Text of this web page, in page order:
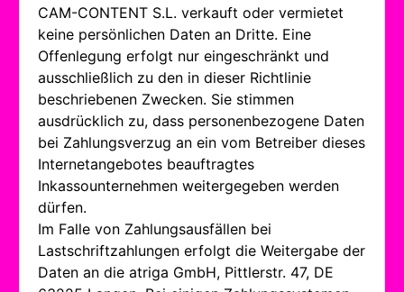
CAM-CONTENT S.L. verkauft oder vermietet
keine persönlichen Daten an Dritte. Eine
Offenlegung erfolgt nur eingeschränkt und
ausschließlich zu den in dieser Richtlinie
beschriebenen Zwecken. Sie stimmen
ausdrücklich zu, dass personenbezogene Daten
bei Zahlungsverzug an ein vom Betreiber dieses
Internetangebotes beauftragtes
Inkassounternehmen weitergegeben werden
dürfen.
Im Falle von Zahlungsausfällen bei
Lastschriftzahlungen erfolgt die Weitergabe der
Daten an die atriga GmbH, Pittlerstr. 47, DE